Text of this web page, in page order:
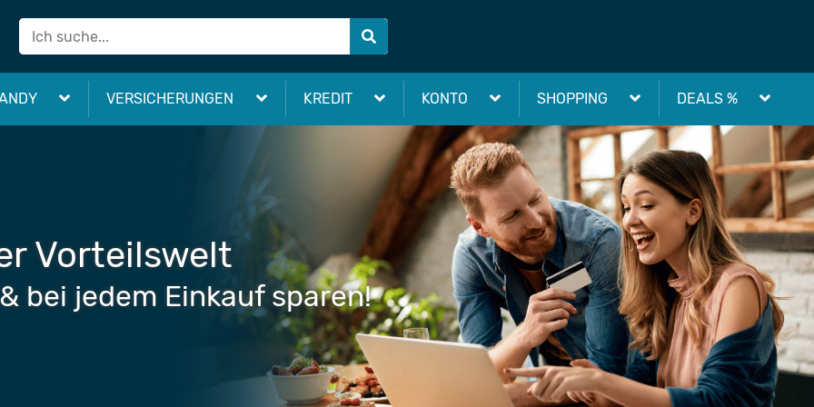
VERSICHERUNGEN KREDIT KONTO SHOPPING
DEALS %
direkt ins Postfach
& sparen!